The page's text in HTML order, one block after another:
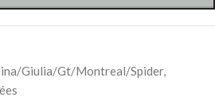
Giulia/Gt/Montreal/Spider,